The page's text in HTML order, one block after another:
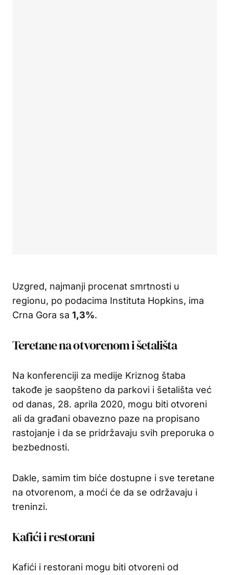
Uzgred, najmanji procenat smrtnosti u
regionu, po podacima Instituta Hopkins, ima
Crna Gora sa 1,3%.
Teretane na otvorenom i šetališta
Na konferenciji za medije Kriznog štaba
takođe je saopšteno da parkovi i šetališta već
od danas, 28. aprila 2020, mogu biti otvoreni
ali da građani obavezno paze na propisano
rastojanje i da se pridržavaju svih preporuka o
bezbednosti.
Dakle, samim tim biće dostupne i sve teretane
na otvorenom, a moći će da se održavaju i
treninzi.
Kafići i restorani
Kafići i restorani mogu biti otvoreni od